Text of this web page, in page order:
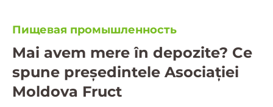
Пищевая промышленность
Mai avem mere în depozite? Ce
spune președintele Asociației
Moldova Fruct